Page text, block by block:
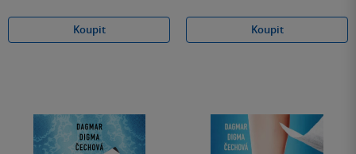
Koupit Koupit